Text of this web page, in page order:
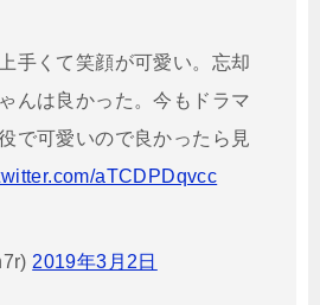
手くて笑顔が可愛い。忘却
んは良かった。今もドラマ
で可愛いので良かったら見
aTCDPDqvcc
2019年3月2日